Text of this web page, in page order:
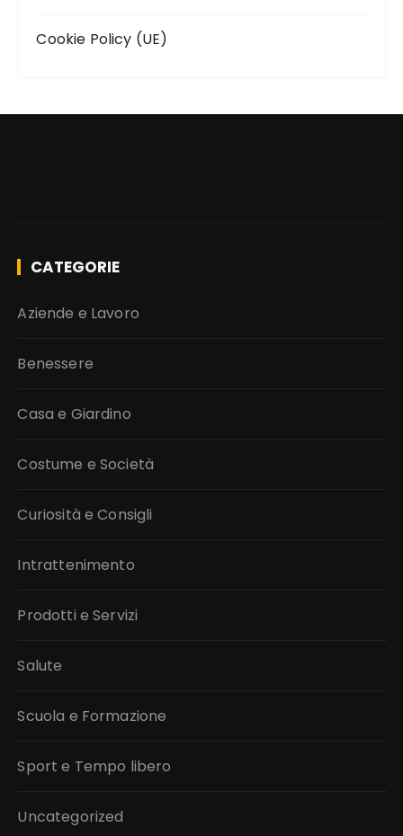
Cookie Policy (UE)
CATEGORIE
Aziende e Lavoro
Benessere
Casa e Giardino
Costume e Società
Curiosità e Consigli
Intrattenimento
Prodotti e Servizi
Salute
Scuola e Formazione
Sport e Tempo libero
Uncategorized